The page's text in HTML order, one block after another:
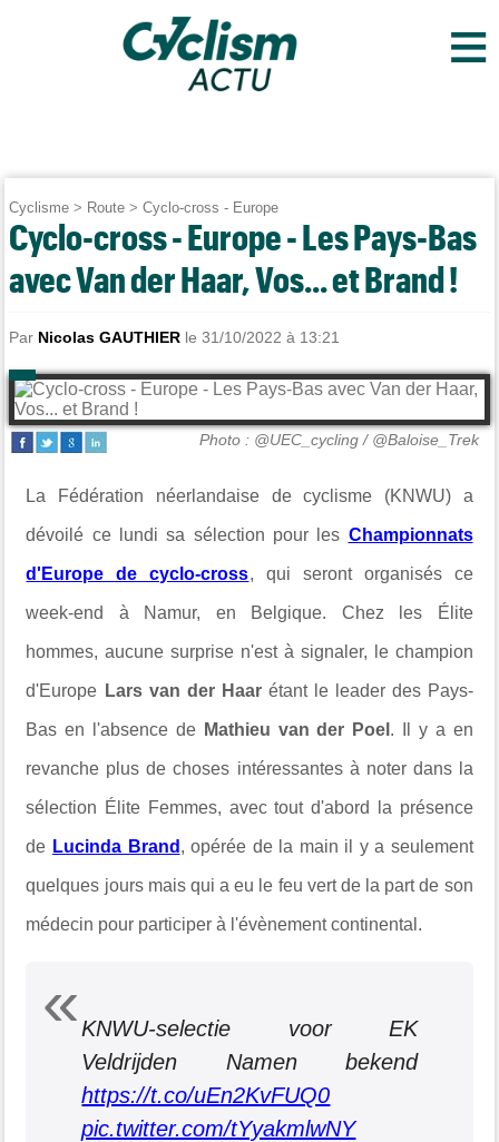
≡
Cyclisme > Route >Cyclo-cross - Europe
Cyclo-cross - Europe - Les Pays-Bas
avec Van der Haar, Vos... et Brand !
Par Nicolas GAUTHIER le 31/10/2022 à 13:21
Photo : @UEC_cycling / @Baloise_Trek
La Fédération néerlandaise de cyclisme (KNWU) a
dévoilé ce lundi sa sélection pour les Championnats
d'Europe de cyclo-cross, qui seront organisés ce
week-end à Namur, en Belgique. Chez les Élite
hommes, aucune surprise n'est à signaler, le champion
d'Europe Lars van der Haarétant le leader des Pays-
Bas en l'absence de Mathieu van der Poel . Il y a en
revanche plus de choses intéressantes à noter dans la
sélection Élite Femmes, avec tout d'abord la présence
de Lucinda Brand , opérée de la main il y a seulement
quelques jours mais qui a eu le feu vert de la part de son
médecin pour participer à l'évènement continental.
KNWU-selectie voor EK
Veldrijden Namen bekend
https://t.co/uEn2KvFUQ0
pic.twitter.com/tYyakmlwNY